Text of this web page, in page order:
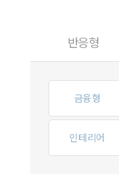
반응형
금융형
인테리어